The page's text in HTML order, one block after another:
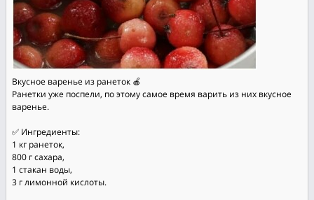
Вкусное варенье из ранеток 🍎
Ранетки уже поспели, по этому самое время варить из них вкусное
варенье.
✅ Ингредиенты:
1 кг ранеток,
800 г сахара,
1 стакан воды,
3 г лимонной кислоты.